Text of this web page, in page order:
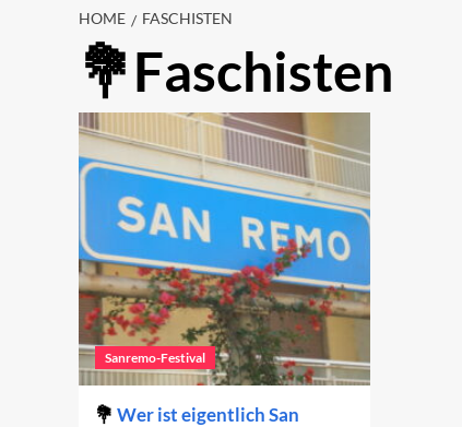
HOME FASCHISTEN
Faschisten
Sanremo-Festival
Wer ist eigentlich San